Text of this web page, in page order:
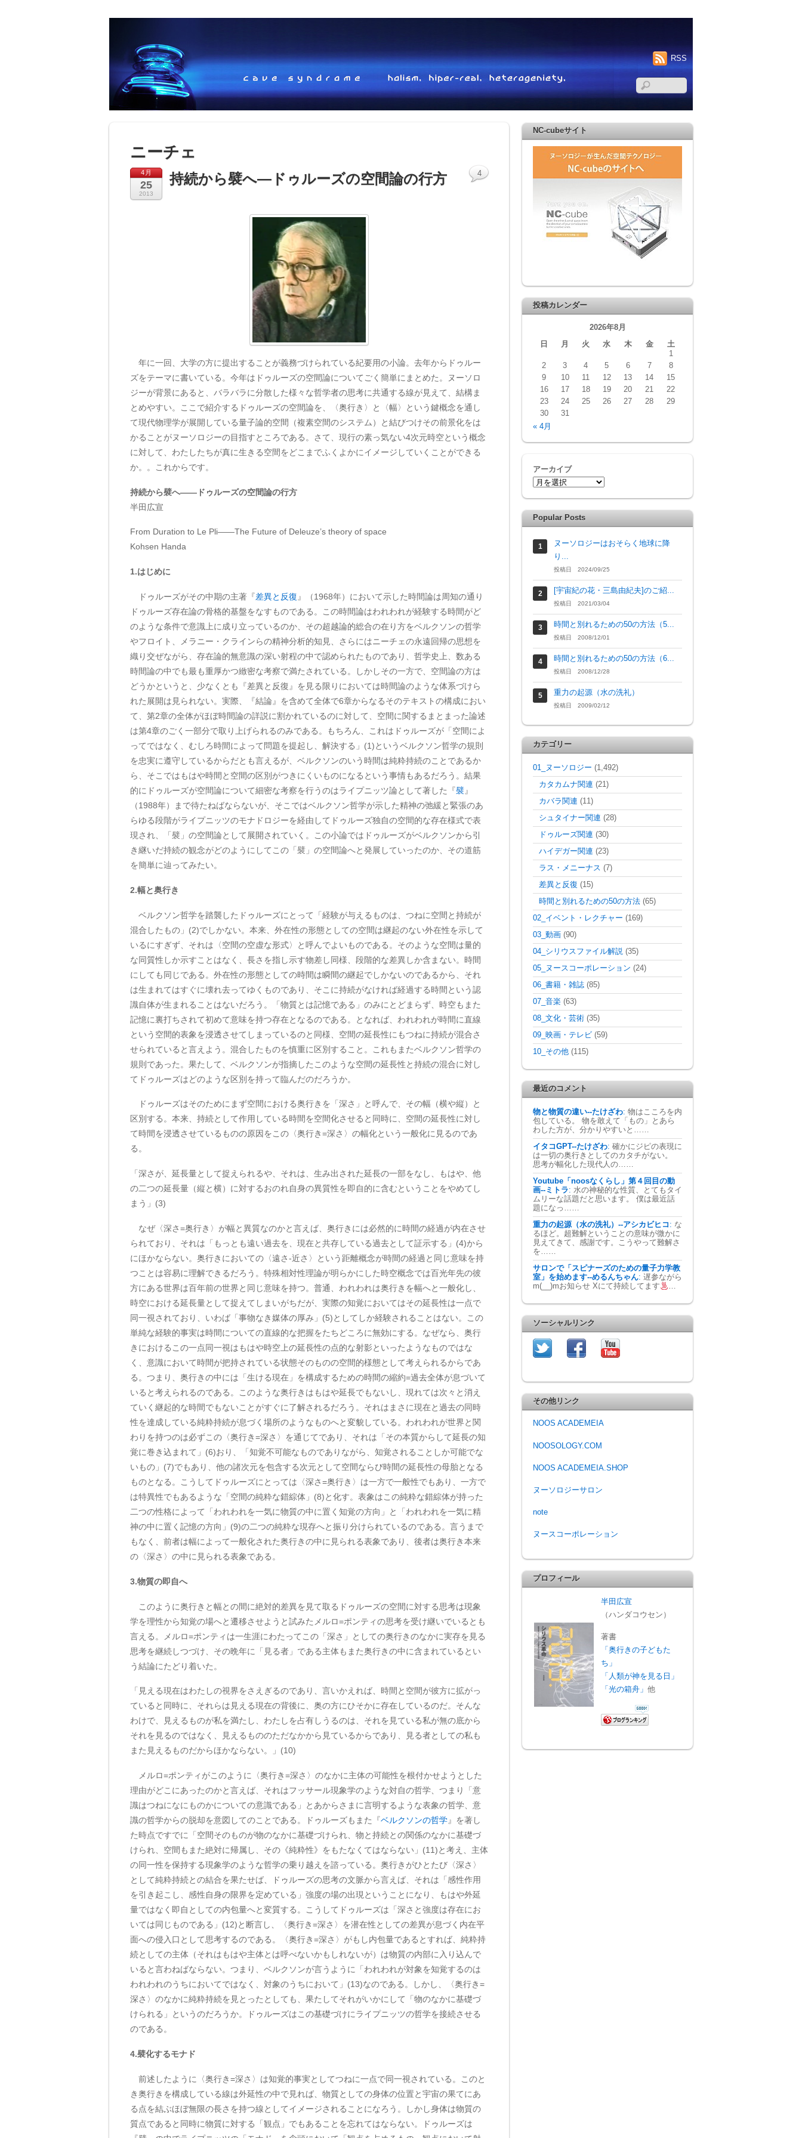
RSS
ニーチェ
4月
25
2013
持続から襞へ—ドゥルーズの空間論の行方
年に一回、大学の方に提出することが義務づけられている紀要用の小論。去年からドゥルー
ズをテーマに書いている。今年はドゥルーズの空間論についてごく簡単にまとめた。ヌーソロ
ジーが背景にあると、バラバラに分散した様々な哲学者の思考に共通する線が見えて、結構ま
とめやすい。ここで紹介するドゥルーズの空間論を、〈奥行き〉と〈幅〉という鍵概念を通し
て現代物理学が展開している量子論的空間（複素空間のシステム）と結びつけその前景化をは
かることがヌーソロジーの目指すところである。さて、現行の素っ気ない4次元時空という概念
に対して、わたしたちが真に生きる空間をどこまでふくよかにイメージしていくことができる
か。。これからです。
持続から襞へ——ドゥルーズの空間論の行方
半田広宣
From Duration to Le Pli——The Future of Deleuze’s theory of space
Kohsen Handa
1.はじめに
ドゥルーズがその中期の主著『差異と反復 』（1968年）において示した時間論は周知の通り
ドゥルーズ存在論の骨格的基盤をなすものである。この時間論はわれわれが経験する時間がど
のような条件で意識上に成り立っているのか、その超越論的総合の在り方をベルクソンの哲学
やフロイト、メラニー・クラインらの精神分析的知見、さらにはニーチェの永遠回帰の思想を
織り交ぜながら、存在論的無意識の深い射程の中で認められたものであり、哲学史上、数ある
時間論の中でも最も重厚かつ緻密な考察で満たされている。しかしその一方で、空間論の方は
どうかというと、少なくとも『差異と反復』を見る限りにおいては時間論のような体系づけら
れた展開は見られない。実際、『結論』を含めて全体で6章からなるそのテキストの構成におい
て、第2章の全体がほぼ時間論の詳説に割かれているのに対して、空間に関するまとまった論述
は第4章のごく一部分で取り上げられるのみである。もちろん、これはドゥルーズが「空間によ
ってではなく、むしろ時間によって問題を提起し、解決する」(1)というベルクソン哲学の規則
を忠実に遵守しているからだとも言えるが、ベルクソンのいう時間は純粋持続のことであるか
ら、そこではもはや時間と空間の区別がつきにくいものになるという事情もあるだろう。結果
的にドゥルーズが空間論について細密な考察を行うのはライプニッツ論として著した『襞』
（1988年）まで待たねばならないが、そこではベルクソン哲学が示した精神の弛緩と緊張のあ
らゆる段階がライプニッツのモナドロジーを経由してドゥルーズ独自の空間的な存在様式で表
現され、「襞」の空間論として展開されていく。この小論ではドゥルーズがベルクソンから引
き継いだ持続の観念がどのようにしてこの「襞」の空間論へと発展していったのか、その道筋
を簡単に辿ってみたい。
2.幅と奥行き
ベルクソン哲学を踏襲したドゥルーズにとって「経験が与えるものは、つねに空間と持続が
混合したもの」(2)でしかない。本来、外在性の形態としての空間は継起のない外在性を示して
いるにすぎず、それは〈空間の空虚な形式〉と呼んでよいものである。そのような空間は量的
な同質性しか示すことはなく、長さを指し示す物差し同様、段階的な差異しか含まない。時間
にしても同じである。外在性の形態としての時間は瞬間の継起でしかないのであるから、それ
は生まれてはすぐに壊れ去ってゆくものであり、そこに持続がなければ経過する時間という認
識自体が生まれることはないだろう。「物質とは記憶である」のみにとどまらず、時空もまた
記憶に裏打ちされて初めて意味を持つ存在となるのである。となれば、われわれが時間に直線
という空間的表象を浸透させてしまっているのと同様、空間の延長性にもつねに持続が混合さ
せられていると言えよう。混合したものを慎重に区別すること。これもまたベルクソン哲学の
規則であった。果たして、ベルクソンが指摘したこのような空間の延長性と持続の混合に対し
てドゥルーズはどのような区別を持って臨んだのだろうか。
ドゥルーズはそのためにまず空間における奥行きを「深さ」と呼んで、その幅（横や縦）と
区別する。本来、持続として作用している時間を空間化させると同時に、空間の延長性に対し
て時間を浸透させているものの原因をこの〈奥行き=深さ〉の幅化という一般化に見るのであ
る。
「深さが、延長量として捉えられるや、それは、生み出された延長の一部をなし、もはや、他
の二つの延長量（縦と横）に対するおのれ自身の異質性を即自的に含むということをやめてし
まう」(3)
なぜ〈深さ=奥行き〉が幅と異質なのかと言えば、奥行きには必然的に時間の経過が内在させ
られており、それは「もっとも遠い過去を、現在と共存している過去として証示する」(4)から
にほかならない。奥行きにおいての〈遠さ-近さ〉という距離概念が時間の経過と同じ意味を持
つことは容易に理解できるだろう。特殊相対性理論が明らかにした時空概念では百光年先の彼
方にある世界は百年前の世界と同じ意味を持つ。普通、われわれは奥行きを幅へと一般化し、
時空における延長量として捉えてしまいがちだが、実際の知覚においてはその延長性は一点で
同一視されており、いわば「事物なき媒体の厚み」(5)としてしか経験されることはない。この
単純な経験的事実は時間についての直線的な把握をたちどころに無効にする。なぜなら、奥行
きにおけるこの一点同一視はもはや時空上の延長性の点的な射影といったようなものではな
く、意識において時間が把持されている状態そのものの空間的様態として考えられるからであ
る。つまり、奥行きの中には「生ける現在」を構成するための時間の縮約=過去全体が息づいて
いると考えられるのである。このような奥行きはもはや延長でもないし、現れては次々と消え
ていく継起的な時間でもないことがすぐに了解されるだろう。それはまさに現在と過去の同時
性を達成している純粋持続が息づく場所のようなものへと変貌している。われわれが世界と関
わりを持つのは必ずこの〈奥行き=深さ〉を通じてであり、それは「その本質からして延長の知
覚に巻き込まれて」(6)おり、「知覚不可能なものでありながら、知覚されることしか可能でな
いもの」(7)でもあり、他の諸次元を包含する次元として空間ならび時間の延長性の母胎となる
ものとなる。こうしてドゥルーズにとっては〈深さ=奥行き〉は一方で一般性でもあり、一方で
は特異性でもあるような「空間の純粋な錯綜体」(8)と化す。表象はこの純粋な錯綜体が持った
二つの性格によって「われわれを一気に物質の中に置く知覚の方向」と「われわれを一気に精
神の中に置く記憶の方向」(9)の二つの純粋な現存へと振り分けられているのである。言うまで
もなく、前者は幅によって一般化された奥行きの中に見られる表象であり、後者は奥行き本来
の〈深さ〉の中に見られる表象である。
3.物質の即自へ
このように奥行きと幅との間に絶対的差異を見て取るドゥルーズの空間に対する思考は現象
学を理性から知覚の場へと遷移させようと試みたメルロ=ポンティの思考を受け継いでいるとも
言える。メルロ=ポンティは一生涯にわたってこの「深さ」としての奥行きのなかに実存を見る
思考を継続しつづけ、その晩年に「見る者」である主体もまた奥行きの中に含まれているとい
う結論にたどり着いた。
「見える現在はわたしの視界をさえぎるのであり、言いかえれば、時間と空間が彼方に拡がっ
ていると同時に、それらは見える現在の背後に、奥の方にひそかに存在しているのだ。そんな
わけで、見えるものが私を満たし、わたしを占有しうるのは、それを見ている私が無の底から
それを見るのではなく、見えるもののただなかから見ているからであり、見る者としての私も
また見えるものだからほかならない。」(10)
メルロ=ポンティがこのように〈奥行き=深さ〉のなかに主体の可能性を根付かせようとした
理由がどこにあったのかと言えば、それはフッサール現象学のような対自の哲学、つまり「意
識はつねになにものかについての意識である」とあからさまに言明するような表象の哲学、意
識の哲学からの脱却を意図してのことである。ドゥルーズもまた『ベルクソンの哲学』を著し
た時点ですでに「空間そのものが物のなかに基礎づけられ、物と持続との関係のなかに基礎づ
けられ、空間もまた絶対に帰属し、その《純粋性》をもたなくてはならない」(11)と考え、主体
の同一性を保持する現象学のような哲学の乗り越えを諮っている。奥行きがひとたび〈深さ〉
として純粋持続との結合を果たせば、ドゥルーズの思考の文脈から言えば、それは「感性作用
を引き起こし、感性自身の限界を定めている」強度の場の出現ということになり、もはや外延
量ではなく即自としての内包量へと変質する。こうしてドゥルーズは「深さと強度は存在にお
いては同じものである」(12)と断言し、〈奥行き=深さ〉を潜在性としての差異が息づく内在平
面への侵入口として思考するのである。〈奥行き=深さ〉がもし内包量であるとすれば、純粋持
続としての主体（それはもはや主体とは呼べないかもしれないが）は物質の内部に入り込んで
いると言わねばならない。つまり、ベルクソンが言うように「われわれが対象を知覚するのは
われわれのうちにおいてではなく、対象のうちにおいて」(13)なのである。しかし、〈奥行き=
深さ〉のなかに純粋持続を見とったとしても、果たしてそれがいかにして「物のなかに基礎づ
けられる」というのだろうか。ドゥルーズはこの基礎づけにライプニッツの哲学を接続させる
のである。
4.襞化するモナド
前述したように〈奥行き=深さ〉は知覚的事実としてつねに一点で同一視されている。このと
き奥行きを構成している線は外延性の中で見れば、物質としての身体の位置と宇宙の果てにあ
る点を結ぶほぼ無限の長さを持つ線としてイメージされることになろう。しかし身体は物質の
質点であると同時に物質に対する「観点」でもあることを忘れてはならない。ドゥルーズは
4
NC-cubeサイト
投稿カレンダー
2026年8月
日
月 火 水 木 金
土
1
2
3 4 5 6 7
8
9
10 11 12 13 14
15
16
17 18 19 20 21
22
23
24 25 26 27 28
29
30
31
« 4月
アーカイブ
Popular Posts
ヌーソロジーはおそらく地球に降
り...
投稿日 2024/09/25
[宇宙紀の花・三島由紀夫]のご紹...
投稿日 2021/03/04
時間と別れるための50の方法（5...
投稿日 2008/12/01
時間と別れるための50の方法（6...
投稿日 2008/12/28
重力の起源（水の洗礼）
投稿日 2009/02/12
カテゴリー
01_ヌーソロジー (1,492)
カタカムナ関連 (21)
カバラ関連 (11)
シュタイナー関連 (28)
ドゥルーズ関連 (30)
ハイデガー関連 (23)
ラス・メニーナス (7)
差異と反復 (15)
時間と別れるための50の方法 (65)
02_イベント・レクチャー (169)
03_動画 (90)
04_シリウスファイル解説 (35)
05_ヌースコーポレーション (24)
06_書籍・雑誌 (85)
07_音楽 (63)
08_文化・芸術 (35)
09_映画・テレビ (59)
10_その他 (115)
最近のコメント
物と物質の違い--たけざわ: 物はこころを内
包している。 物を敢えて「もの」とあら
わした方が、分かりやすいと……
イタコGPT--たけざわ: 確かにジピの表現に
は一切の奥行きとしてのカタチがない。
思考が幅化した現代人の……
Youtube「noosなくらし」第４回目の動
画--ミトラ: 水の神秘的な性質、とてもタイ
ムリーな話題だと思います。 僕は最近話
題になっ……
重力の起源（水の洗礼）--アシカビヒコ : な
るほど。超難解ということの意味が微かに
見えてきて、感謝です。こうやって難解さ
を……
サロンで「スピナーズのための量子力学教
室」を始めます--めるんちゃん: 遅参ながら
m(__)mお知らせ Xにて持続してます
…
ソーシャルリンク
その他リンク
NOOS ACADEMEIA
NOOSOLOGY.COM
NOOS ACADEMEIA.SHOP
ヌーソロジーサロン
note
ヌースコーポレーション
プロフィール
半田広宣
（ハンダコウセン）
著書
「奥行きの子どもた
ち」
「人類が神を見る日」
「光の箱舟」 他